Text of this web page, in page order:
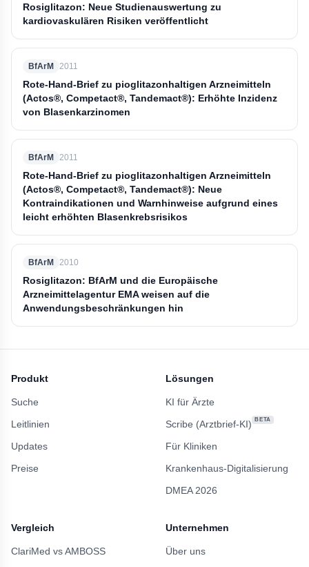
Rosiglitazon: Neue Studienauswertung zu
kardiovaskulären Risiken veröffentlicht
BfArM 2011
Rote-Hand-Brief zu pioglitazonhaltigen Arzneimitteln
(Actos®, Competact®, Tandemact®): Erhöhte Inzidenz
von Blasenkarzinomen
BfArM 2011
Rote-Hand-Brief zu pioglitazonhaltigen Arzneimitteln
(Actos®, Competact®, Tandemact®): Neue
Kontraindikationen und Warnhinweise aufgrund eines
leicht erhöhten Blasenkrebsrisikos
BfArM 2010
Rosiglitazon: BfArM und die Europäische
Arzneimittelagentur EMA weisen auf die
Anwendungsbeschränkungen hin
Produkt
Suche
Leitlinien
Updates
Preise
Lösungen
KI für Ärzte
Scribe (Arztbrief-KI)
BETA
Für Kliniken
Krankenhaus-Digitalisierung
DMEA 2026
Vergleich
ClariMed vs AMBOSS
Unternehmen
Über uns